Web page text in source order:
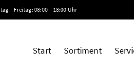
– Freitag: 08:00 – 18:00 Uhr
Start Sortiment